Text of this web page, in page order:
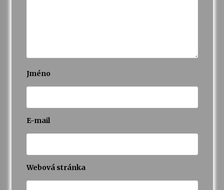
Jméno
E-mail
Webová stránka